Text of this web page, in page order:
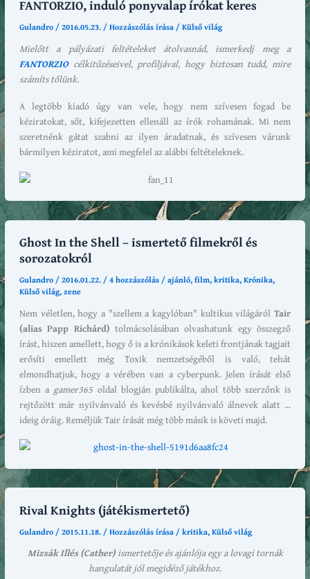
FANTORZIO, induló ponyvalap írókat keres
Gulandro /2016.05.23. /Hozzászólás írása /Külső világ
Mielőtt a pályázati feltételeket átolvasnád, ismerkedj meg a
FANTORZIOcélkitűzéseivel, profiljával, hogy biztosan tudd, mire
számíts tőlünk.
A legtöbb kiadó úgy van vele, hogy nem szívesen fogad be
kéziratokat, sőt, kifejezetten ellenáll az írók rohamának. Mi nem
szeretnénk gátat szabni az ilyen áradatnak, és szívesen várunk
bármilyen kéziratot, ami megfelel az alábbi feltételeknek.
Ghost In the Shell – ismertető filmekről és
sorozatokról
Gulandro /2016.01.22. /4 hozzászólás /ajánló,film,kritika,Krónika,
Külső világ,zene
Nem véletlen, hogy a "szellem a kagylóban" kultikus világárólTair
(alias Papp Richárd) tolmácsolásában olvashatunk egy összegző
írást, hiszen amellett, hogy ő is a krónikások keleti frontjának tagjait
erősíti emellett még Toxik nemzetségéből is való, tehát
elmondhatjuk, hogy a vérében van a cyberpunk. Jelen írását első
ízben a gamer365 oldal blogján publikálta, ahol több szerzőnk is
rejtőzött már nyilvánvaló és kevésbé nyilvánvaló álnevek alatt ...
ideig óráig. Reméljük Tair írását még több másik is követi majd.
Rival Knights (játékismertető)
Gulandro /2015.11.18. /Hozzászólás írása /kritika,Külső világ
Mizsák Illés (Cather)ismertetője és ajánlója egy a lovagi tornák
hangulatát jól megidéző játékhoz.